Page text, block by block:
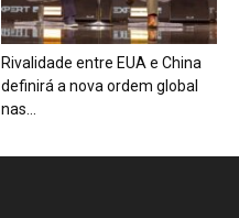
Rivalidade entre EUA e China
definirá a nova ordem global
nas...